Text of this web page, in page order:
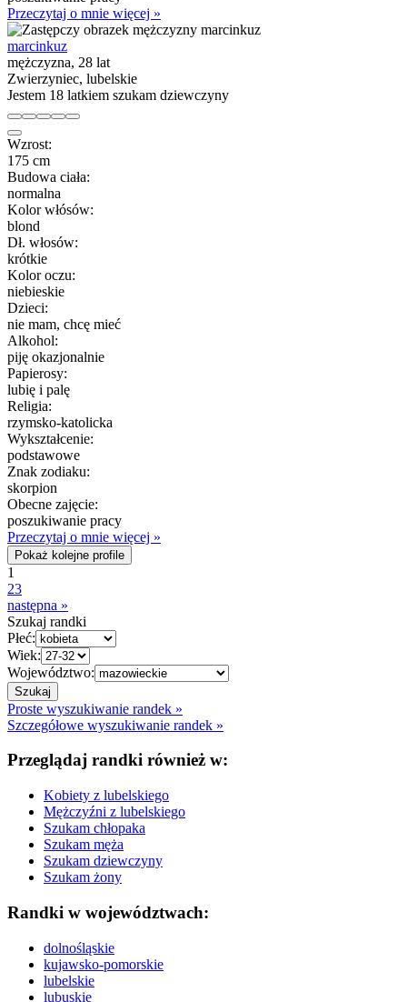
Przeczytaj o mnie więcej »
marcinkuz
mężczyzna, 28 lat
Zwierzyniec, lubelskie
Jestem 18 latkiem szukam dziewczyny
Wzrost:
175 cm
Budowa ciała:
normalna
Kolor włósów:
blond
Dł. włosów:
krótkie
Kolor oczu:
niebieskie
Dzieci:
nie mam, chcę mieć
Alkohol:
piję okazjonalnie
Papierosy:
lubię i palę
Religia:
rzymsko-katolicka
Wykształcenie:
podstawowe
Znak zodiaku:
skorpion
Obecne zajęcie:
poszukiwanie pracy
Przeczytaj o mnie więcej »
Pokaż kolejne profile
1
23
następna »
Szukaj randki
Płeć:
Wiek:
Województwo:
Proste wyszukiwanie randek »
Szczegółowe wyszukiwanie randek »
Przeglądaj randki również w:
Kobiety z lubelskiego
Mężczyźni z lubelskiego
Szukam chłopaka
Szukam męża
Szukam dziewczyny
Szukam żony
Randki w województwach:
dolnośląskie
kujawsko-pomorskie
lubelskie
lubuskie